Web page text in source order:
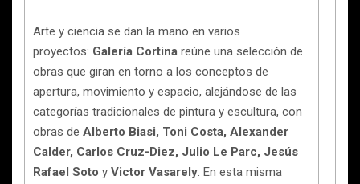
Arte y ciencia se dan la mano en varios
proyectos: Galería Cortina reúne una selección de
obras que giran en torno a los conceptos de
apertura, movimiento y espacio, alejándose de las
categorías tradicionales de pintura y escultura, con
obras de Alberto Biasi, Toni Costa, Alexander
Calder, Carlos Cruz-Diez, Julio Le Parc, Jesús
Rafael Soto y Victor Vasarely. En esta misma